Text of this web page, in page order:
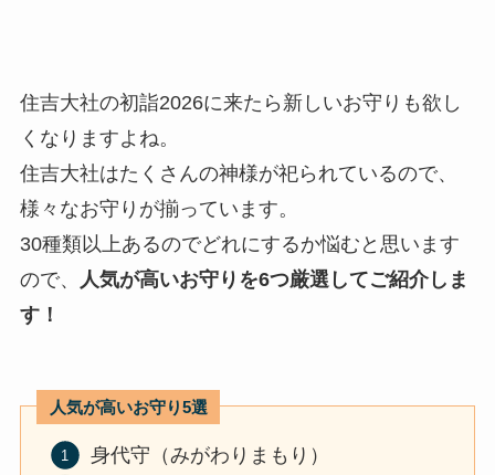
住吉大社の初詣2026に来たら新しいお守りも欲し
くなりますよね。
住吉大社はたくさんの神様が祀られているので、
様々なお守りが揃っています。
30種類以上あるのでどれにするか悩むと思います
ので、
人気が高いお守りを6つ厳選してご紹介しま
す！
人気が高いお守り5選
身代守（みがわりまもり）